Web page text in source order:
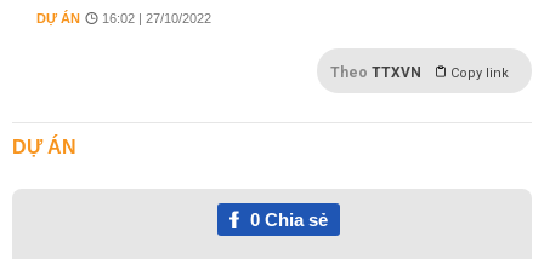
DỰ ÁN 16:02 | 27/10/2022
Theo TTXVN Copy link
DỰ ÁN
0Chia sẻ